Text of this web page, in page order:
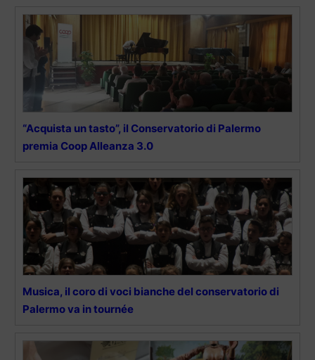
“Acquista un tasto”, il Conservatorio di Palermo
premia Coop Alleanza 3.0
Musica, il coro di voci bianche del conservatorio di
Palermo va in tournée